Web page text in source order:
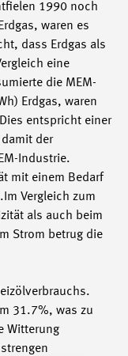
1990 noch
waren es
dass Erdgas als
eine
die MEM-
Erdgas, waren
entspricht einer
der
Industrie.
mit einem Bedarf
Vergleich zum
als auch beim
Strom betrug die
31.7%, was zu
Witterung